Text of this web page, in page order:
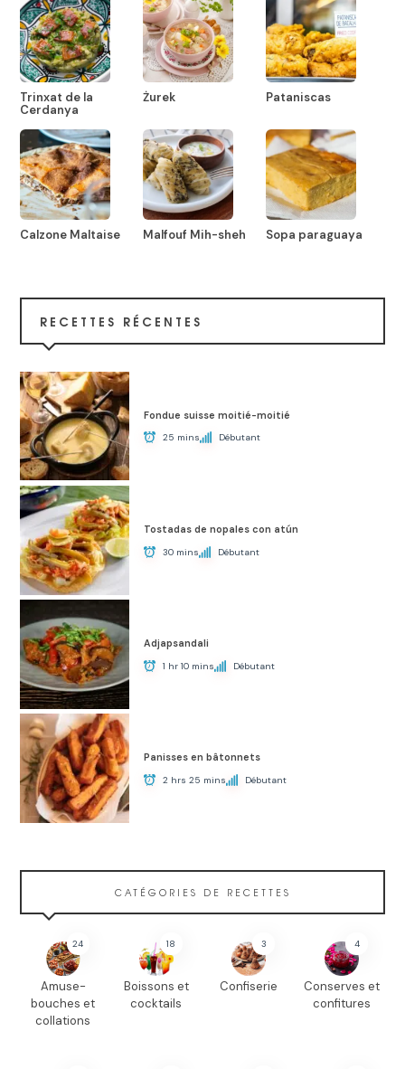
Trinxat de la
Cerdanya
Żurek Pataniscas
Calzone Maltaise Malfouf Mih-sheh Sopa paraguaya
RECETTES RÉCENTES
Fondue suisse moitié-moitié
25 mins Débutant
Tostadas de nopales con atún
30 mins Débutant
Adjapsandali
1 hr 10 mins Débutant
Panisses en bâtonnets
2 hrs 25 mins Débutant
CATÉGORIES DE RECETTES
24
Amuse-
bouches et
collations
18
Boissons et
cocktails
3
Confiserie
4
Conserves et
confitures